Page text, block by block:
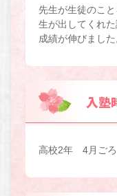
先生が生徒のこ
生が出してくれ
成績が伸びました
入塾
高校2年 4月ごろ